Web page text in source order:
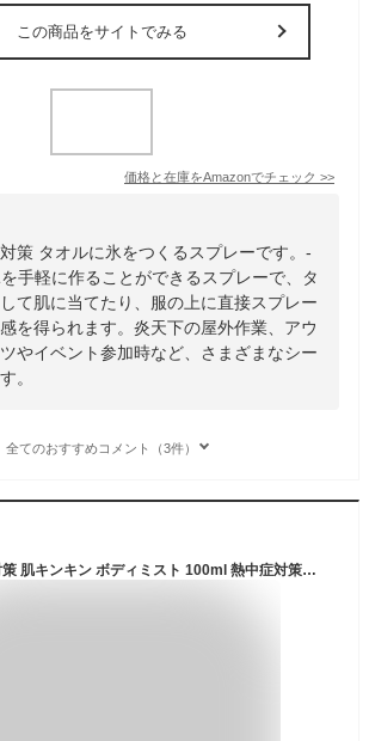
この商品をサイトでみる
価格と在庫をAmazonでチェック >>
策 タオルに氷をつくるスプレーです。-
手軽に作ることができるスプレーで、タ
て肌に当てたり、服の上に直接スプレー
を得られます。炎天下の屋外作業、アウ
やイベント参加時など、さまざまなシー
。
全てのおすすめコメント（3件）
【小林製薬】熱中対策 肌キンキン ボディミスト 100ml 熱中症対策に 冷感スプレー 肌冷感持続約30分